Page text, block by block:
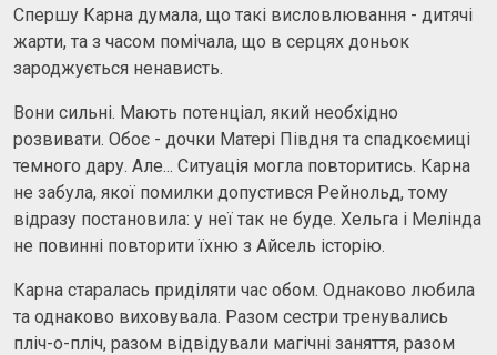
Спершу Карна думала, що такі висловлювання - дитячі
жарти, та з часом помічала, що в серцях доньок
зароджується ненависть.
Вони сильні. Мають потенціал, який необхідно
розвивати. Обоє - дочки Матері Півдня та спадкоємиці
темного дару. Але... Ситуація могла повторитись. Карна
не забула, якої помилки допустився Рейнольд, тому
відразу постановила: у неї так не буде. Хельга і Мелінда
не повинні повторити їхню з Айсель історію.
Карна старалась приділяти час обом. Однаково любила
та однаково виховувала. Разом сестри тренувались
пліч-о-пліч, разом відвідували магічні заняття, разом